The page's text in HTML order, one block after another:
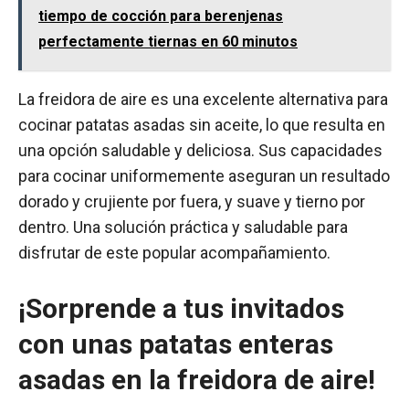
tiempo de cocción para berenjenas
perfectamente tiernas en 60 minutos
La freidora de aire es una excelente alternativa para
cocinar patatas asadas sin aceite, lo que resulta en
una opción saludable y deliciosa. Sus capacidades
para cocinar uniformemente aseguran un resultado
dorado y crujiente por fuera, y suave y tierno por
dentro. Una solución práctica y saludable para
disfrutar de este popular acompañamiento.
¡Sorprende a tus invitados
con unas patatas enteras
asadas en la freidora de aire!